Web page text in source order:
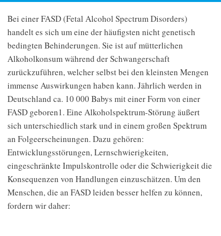
Bei einer FASD (Fetal Alcohol Spectrum Disorders)
handelt es sich um eine der häufigsten nicht genetisch
bedingten Behinderungen. Sie ist auf mütterlichen
Alkoholkonsum während der Schwangerschaft
zurückzuführen, welcher selbst bei den kleinsten Mengen
immense Auswirkungen haben kann. Jährlich werden in
Deutschland ca. 10 000 Babys mit einer Form von einer
FASD geboren1. Eine Alkoholspektrum-Störung äußert
sich unterschiedlich stark und in einem großen Spektrum
an Folgeerscheinungen. Dazu gehören:
Entwicklungsstörungen, Lernschwierigkeiten,
eingeschränkte Impulskontrolle oder die Schwierigkeit die
Konsequenzen von Handlungen einzuschätzen. Um den
Menschen, die an FASD leiden besser helfen zu können,
fordern wir daher: